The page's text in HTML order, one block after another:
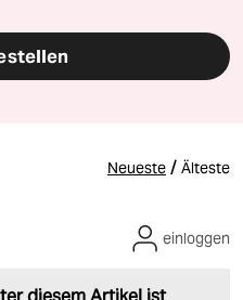
Neueste / Älteste
einloggen